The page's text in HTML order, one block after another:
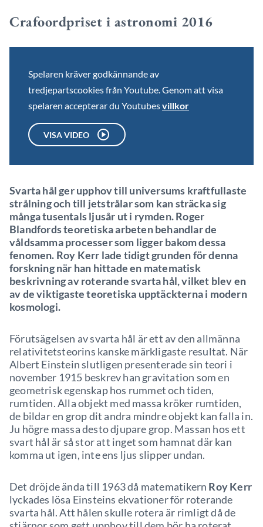
Crafoordpriset i astronomi 2016
Spelaren kräver godkännande av
tredjepartscookies från Youtube. Genom att visa
spelaren accepterar du Youtubesvillkor
VISA VIDEO
Svarta hål ger upphov till universums kraftfullaste
strålning och till jetstrålar som kan sträcka sig
många tusentals ljusår ut i rymden. Roger
Blandfords teoretiska arbeten behandlar de
våldsamma processer som ligger bakom dessa
fenomen. Roy Kerr lade tidigt grunden för denna
forskning när han hittade en matematisk
beskrivning av roterande svarta hål, vilket blev en
av de viktigaste teoretiska upptäckterna i modern
kosmologi.
Förutsägelsen av svarta hål är ett av den allmänna
relativitetsteorins kanske märkligaste resultat. När
Albert Einstein slutligen presenterade sin teori i
november 1915 beskrev han gravitation som en
geometrisk egenskap hos rummet och tiden,
rumtiden. Alla objekt med massa kröker rumtiden,
de bildar en grop dit andra mindre objekt kan falla in.
Ju högre massa desto djupare grop. Massan hos ett
svart hål är så stor att inget som hamnat där kan
komma ut igen, inte ens ljus slipper undan.
Det dröjde ända till 1963 då matematikern Roy Kerr
lyckades lösa Einsteins ekvationer för roterande
svarta hål. Att hålen skulle rotera är rimligt då de